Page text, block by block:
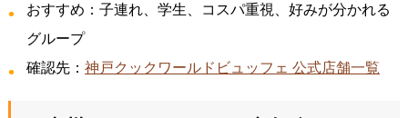
おすすめ：子連れ、学生、コスパ重視、好みが分かれる
グループ
確認先： 神戸クックワールドビュッフェ 公式店舗一覧